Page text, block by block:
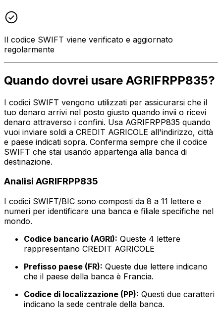
Il codice SWIFT viene verificato e aggiornato
regolarmente
Quando dovrei usare AGRIFRPP835?
I codici SWIFT vengono utilizzati per assicurarsi che il
tuo denaro arrivi nel posto giusto quando invii o ricevi
denaro attraverso i confini. Usa AGRIFRPP835 quando
vuoi inviare soldi a CREDIT AGRICOLE all'indirizzo, città
e paese indicati sopra. Conferma sempre che il codice
SWIFT che stai usando appartenga alla banca di
destinazione.
Analisi AGRIFRPP835
I codici SWIFT/BIC sono composti da 8 a 11 lettere e
numeri per identificare una banca e filiale specifiche nel
mondo.
Codice bancario (AGRI): Queste 4 lettere
rappresentano CREDIT AGRICOLE
Prefisso paese (FR): Queste due lettere indicano
che il paese della banca è Francia.
Codice di localizzazione (PP): Questi due caratteri
indicano la sede centrale della banca.